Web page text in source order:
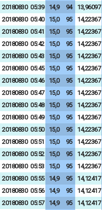
20180830 05:39 14,9 94 13,96097
20180830 05:40 15,0 95 14,22367
20180830 05:41 15,0 95 14,22367
20180830 05:42 15,0 95 14,22367
20180830 05:43 15,0 95 14,22367
20180830 05:45 15,0 95 14,22367
20180830 05:46 15,0 95 14,22367
20180830 05:47 15,0 95 14,22367
20180830 05:48 15,0 95 14,22367
20180830 05:49 15,0 95 14,22367
20180830 05:50 15,0 95 14,22367
20180830 05:51 15,0 95 14,22367
20180830 05:52 15,0 95 14,22367
20180830 05:53 15,0 95 14,22367
20180830 05:55 14,9 95 14,12417
20180830 05:56 14,9 95 14,12417
20180830 05:57 14,9 95 14,12417